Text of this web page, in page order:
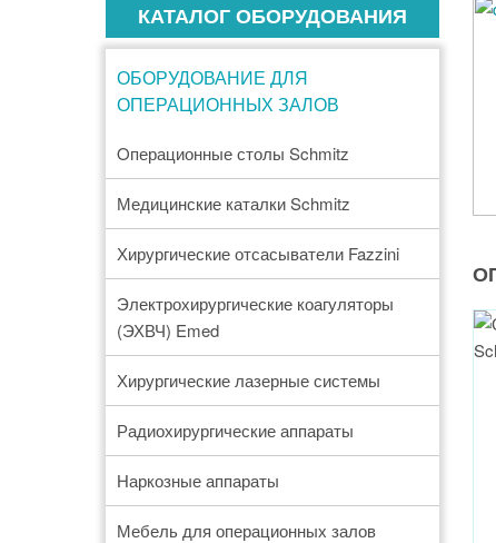
КАТАЛОГ ОБОРУДОВАНИЯ
ОБОРУДОВАНИЕ ДЛЯ
ОПЕРАЦИОННЫХ ЗАЛОВ
Oперационные столы Schmitz
Медицинские каталки Schmitz
Хирургические отсасыватели Fazzini
Электрохирургические коагуляторы
(ЭХВЧ) Emed
Хирургические лазерные системы
Радиохирургические аппараты
Наркозные аппараты
Мебель для операционных залов